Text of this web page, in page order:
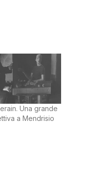
Una grande
a Mendrisio